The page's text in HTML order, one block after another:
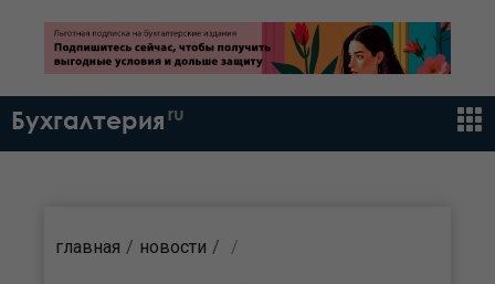
Бухгалтерия ru
главная новости